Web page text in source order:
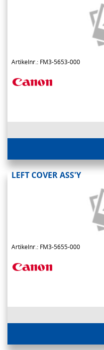
Artikelnr.: FM3-5653-000
LEFT COVER ASS'Y
Artikelnr.: FM3-5655-000